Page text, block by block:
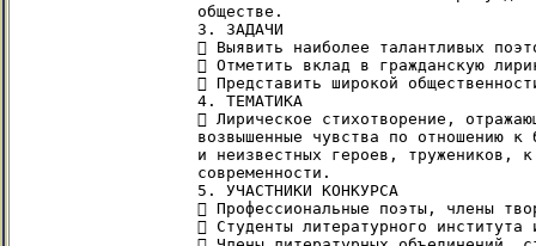
обществе.
3. ЗАДАЧИ
 Выявить наиболее талантливых
 Отметить вклад в гражданскую
 Представить широкой
4. ТЕМАТИКА
 Лирическое стихотворение,
возвышенные чувства по отношению
и неизвестных героев, тружеников,
современности.
5. УЧАСТНИКИ КОНКУРСА
 Профессиональные поэты, члены
 Студенты литературного